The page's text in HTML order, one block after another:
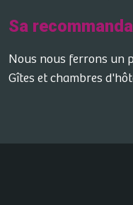
Sa
Nous nous ferrons un
Gîtes et chambres